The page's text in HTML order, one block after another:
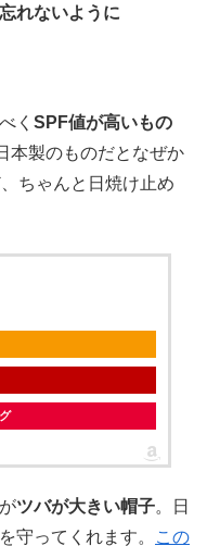
れないように
く SPF値が高いもの
本製のものだとなぜか
ちゃんと日焼け止め
ツバが大きい帽子。日
守ってくれます。
この